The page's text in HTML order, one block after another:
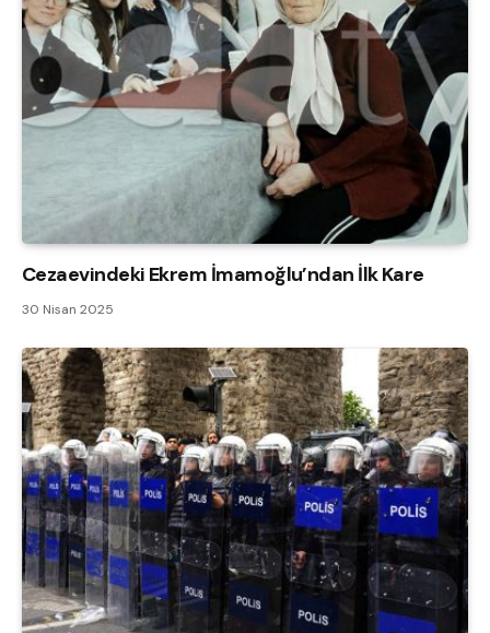
Cezaevindeki Ekrem İmamoğlu’ndan İlk Kare
30 Nisan 2025